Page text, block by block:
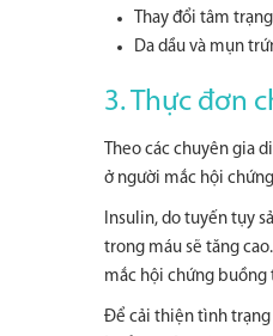
Thay đổi tâm
Da dầu và mụn
3. Thực đơn
Theo các chuyên gia
ở người mắc hội
Insulin, do tuyến tụy
trong máu sẽ tăng
mắc hội chứng buồng
Để cải thiện tình trạng